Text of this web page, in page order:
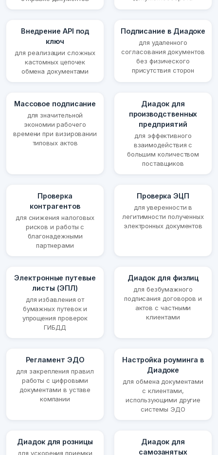
Внедрение API под
ключ
для реализации сложных
кастомных цепочек
обмена документами
Подписание в Диадоке
для удаленного
согласования документов
без физического
присутствия сторон
Массовое подписание
для значительной
экономии рабочего
времени при визировании
типовых актов
Диадок для
производственных
предприятий
для эффективного
взаимодействия с
большим количеством
поставщиков
Проверка
контрагентов
для снижения налоговых
рисков и работы с
благонадежными
партнерами
Проверка ЭЦП
для уверенности в
легитимности полученных
электронных документов
Электронные путевые
листы (ЭПЛ)
для избавления от
бумажных путевок и
упрощения проверок
ГИБДД
Диадок для физлиц
для безбумажного
подписания договоров и
актов с частными
клиентами
Регламент ЭДО
для закрепления правил
работы с цифровыми
документами в уставе
компании
Настройка роуминга в
Диадоке
для обмена документами
с клиентами,
использующими другие
системы ЭДО
Диадок для розницы
для ускорения приемки
Диадок для
самозанятых